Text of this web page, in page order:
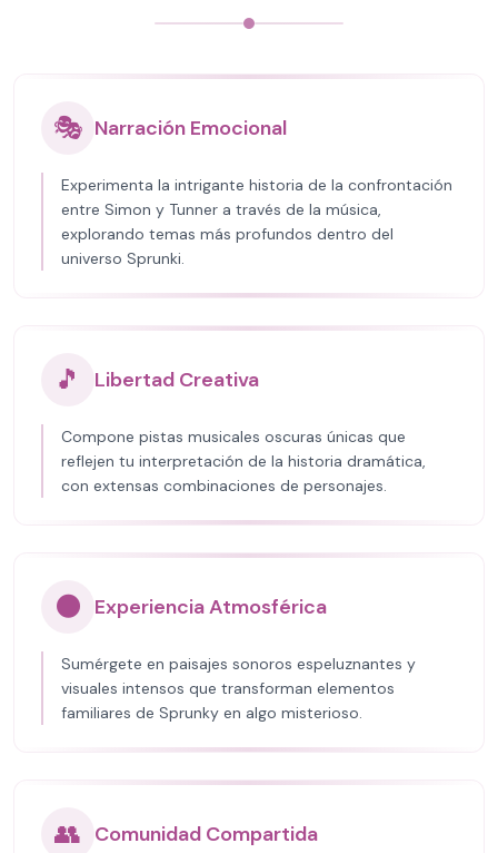
🎭 Narración Emocional
Experimenta la intrigante historia de la confrontación
entre Simon y Tunner a través de la música,
explorando temas más profundos dentro del
universo Sprunki.
🎵 Libertad Creativa
Compone pistas musicales oscuras únicas que
reflejen tu interpretación de la historia dramática,
con extensas combinaciones de personajes.
🌑 Experiencia Atmosférica
Sumérgete en paisajes sonoros espeluznantes y
visuales intensos que transforman elementos
familiares de Sprunky en algo misterioso.
👥 Comunidad Compartida